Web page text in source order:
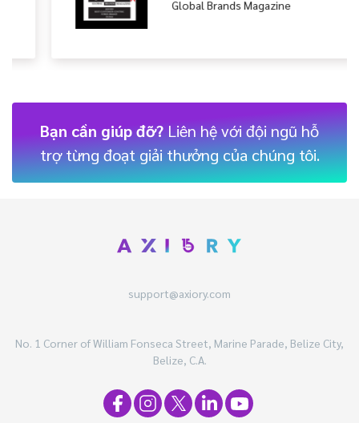
International Investor Magazine
Bạn cần giúp đỡ?Liên hệ với đội ngũ hỗ
trợ từng đoạt giải thưởng của chúng tôi.
support@axiory.com
No. 1 Corner of William Fonseca Street, Marine Parade, Belize City,
Belize, C.A.